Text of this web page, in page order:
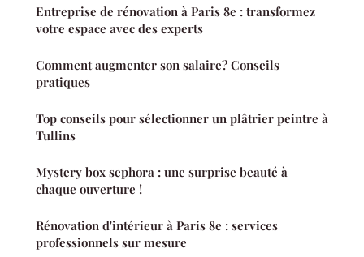
Entreprise de rénovation à Paris 8e : transformez
votre espace avec des experts
Comment augmenter son salaire? Conseils
pratiques
Top conseils pour sélectionner un plâtrier peintre à
Tullins
Mystery box sephora : une surprise beauté à
chaque ouverture !
Rénovation d'intérieur à Paris 8e : services
professionnels sur mesure